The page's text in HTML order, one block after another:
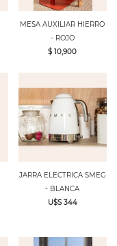
MESA AUXILIAR HIERRO
- ROJO
$ 10,900
JARRA ELECTRICA SMEG
- BLANCA
U$S 344